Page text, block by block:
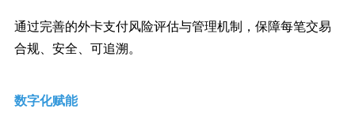
通过完善的外卡支付风险评估与管理机制，保障每笔交易
合规、安全、可追溯。
数字化赋能